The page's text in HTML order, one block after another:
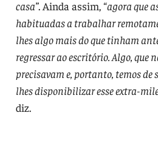
casa”. Ainda assim, “agora que
habituadas a trabalhar
lhes algo mais do que tinham
regressar ao escritório. Algo, que
precisavam e, portanto, temos de
lhes disponibilizar esse extra-
diz.